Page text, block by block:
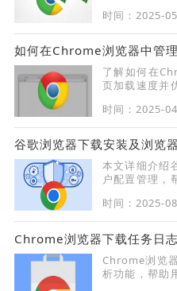
时间：2025-
如何在Chrome浏览器中管
了解如何在
页加载速度并
时间：2025-
谷歌浏览器下载安装及浏览
本文详细介绍
户配置管理，
时间：2025-
Chrome浏览器下载任务日
Chrome浏览
析功能，帮助